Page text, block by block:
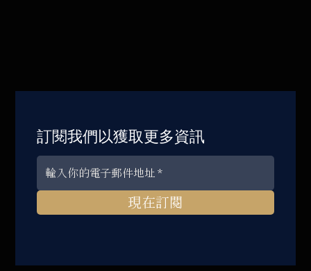
訂閱我們以獲取更多資訊
現在訂閱